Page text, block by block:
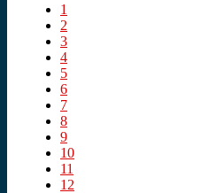
1
2
3
4
5
6
7
8
9
10
11
12